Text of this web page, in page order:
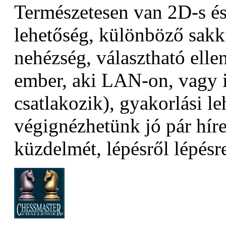
Természetesen van 2D-s
lehetőség, különböző
nehézség, választható
ember, aki LAN-on, vagy
csatlakozik), gyakorlási
végignézhetünk jó pár
küzdelmét, lépésről